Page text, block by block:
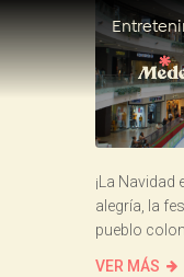
¡La Navidad
alegría, la
pueblo
VER MÁS